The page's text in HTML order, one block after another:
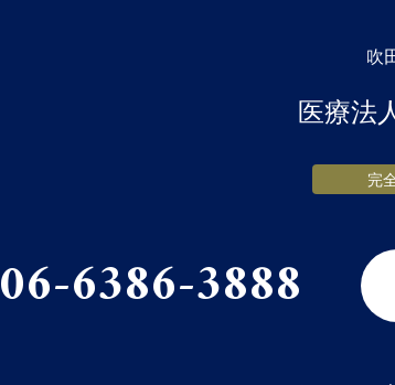
吹
医療法
完
06-6386-3888